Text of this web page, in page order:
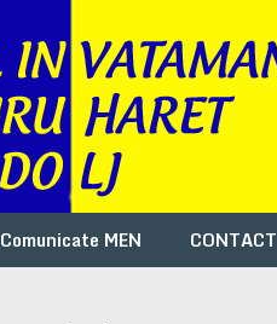
Comunicate MEN CONTACT